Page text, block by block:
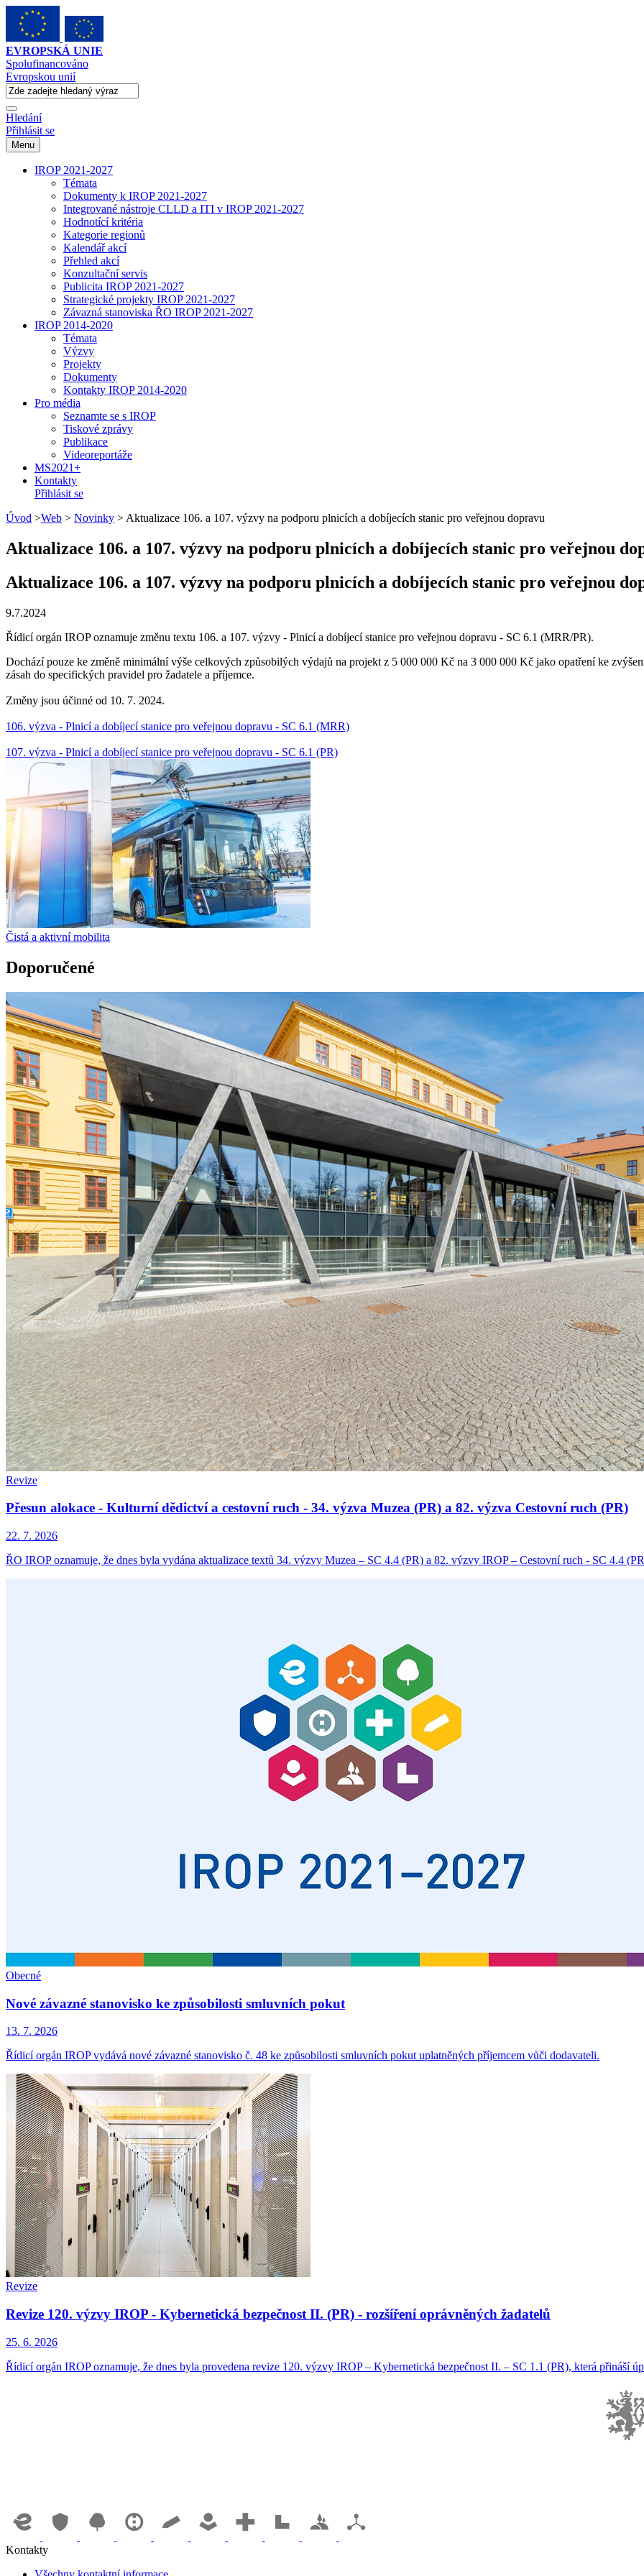
EVROPSKÁ UNIE
Spolufinancováno
Evropskou unií
Hledání
Přihlásit se
Menu
IROP 2021-2027
Témata
Dokumenty k IROP 2021-2027
Integrované nástroje CLLD a ITI v IROP 2021-2027
Hodnotící kritéria
Kategorie regionů
Kalendář akcí
Přehled akcí
Konzultační servis
Publicita IROP 2021-2027
Strategické projekty IROP 2021-2027
Závazná stanoviska ŘO IROP 2021-2027
IROP 2014-2020
Témata
Výzvy
Projekty
Dokumenty
Kontakty IROP 2014-2020
Pro média
Seznamte se s IROP
Tiskové zprávy
Publikace
Videoreportáže
MS2021+
Kontakty
Přihlásit se
Úvod >Web > Novinky > Aktualizace 106. a 107. výzvy na podporu plnicích a dobíjecích stanic pro veřejnou dopravu
Aktualizace 106. a 107. výzvy na podporu plnicích a dobíjecích stanic pro veřejnou
Aktualizace 106. a 107. výzvy na podporu plnicích a dobíjecích stanic pro veřejnou
9.7.2024
Řídicí orgán IROP oznamuje změnu textu 106. a 107. výzvy - Plnicí a dobíjecí stanice pro veřejnou dopravu - SC 6.1 (MRR/PR).
Dochází pouze ke změně minimální výše celkových způsobilých výdajů na projekt z 5 000 000 Kč na 3 000 000 Kč jako opatření ke
zásah do specifických pravidel pro žadatele a příjemce.
Změny jsou účinné od 10. 7. 2024.
106. výzva - Plnicí a dobíjecí stanice pro veřejnou dopravu - SC 6.1 (MRR)
107. výzva - Plnicí a dobíjecí stanice pro veřejnou dopravu - SC 6.1 (PR)
Čistá a aktivní mobilita
Doporučené
Revize
Přesun alokace - Kulturní dědictví a cestovní ruch - 34. výzva Muzea (PR) a 82. výzva Cestovní ruch (PR)
22. 7. 2026
ŘO IROP oznamuje, že dnes byla vydána aktualizace textů 34. výzvy Muzea – SC 4.4 (PR) a 82. výzvy IROP – Cestovní ruch - SC 4.4
Obecné
Nové závazné stanovisko ke způsobilosti smluvních pokut
13. 7. 2026
Řídicí orgán IROP vydává nové závazné stanovisko č. 48 ke způsobilosti smluvních pokut uplatněných příjemcem vůči dodavateli.
Revize
Revize 120. výzvy IROP - Kybernetická bezpečnost II. (PR) - rozšíření oprávněných žadatelů
25. 6. 2026
Řídicí orgán IROP oznamuje, že dnes byla provedena revize 120. výzvy IROP – Kybernetická bezpečnost II. – SC 1.1 (PR), která přináší
Kontakty